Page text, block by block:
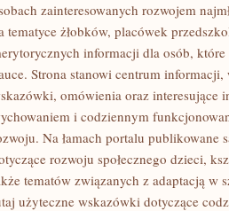
zainteresowanych rozwojem
tematyce żłobków, placówek
informacji dla osób,
Strona stanowi centrum
omówienia oraz interesujące
i codziennym
Na łamach portalu publikowane
rozwoju społecznego dzieci,
tematów związanych z adaptacją w
użyteczne wskazówki dotyczące